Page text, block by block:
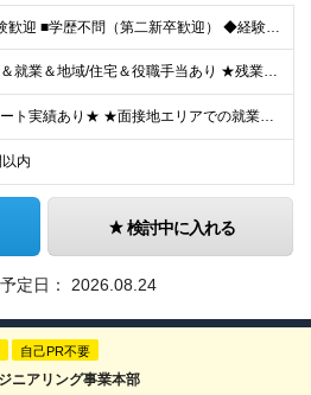
■未経験歓迎 ■学歴不問（第二新卒歓迎） ◆経験は一切問いません ◆転職回数・ブランク期間も不問 ◆面接というよりは“リラックス面談”です ≪こんな方をお待ちしています≫ ・地道にコツコツ作業が得
★通勤＆就業＆地域/住宅＆役職手当あり ★残業代は全額支給 ★選べる給与制度あり！ ■東京・神奈川・千葉・埼玉勤務の場合 月給24.5万円～55万円＋諸手当 （残業代は全額支給） (20,000円の
★リモート実績あり★ ★面接地エリアでの就業率92％以上！ 『地元で働きたい』『新天地で挑戦したい』という希望に、業界トップクラス約7,000件の取引事業所数、90,000件以上のプロジェクトから検
内
検討中に入れる
定日： 2026.08.24
自己PR不要
ニアリング事業本部